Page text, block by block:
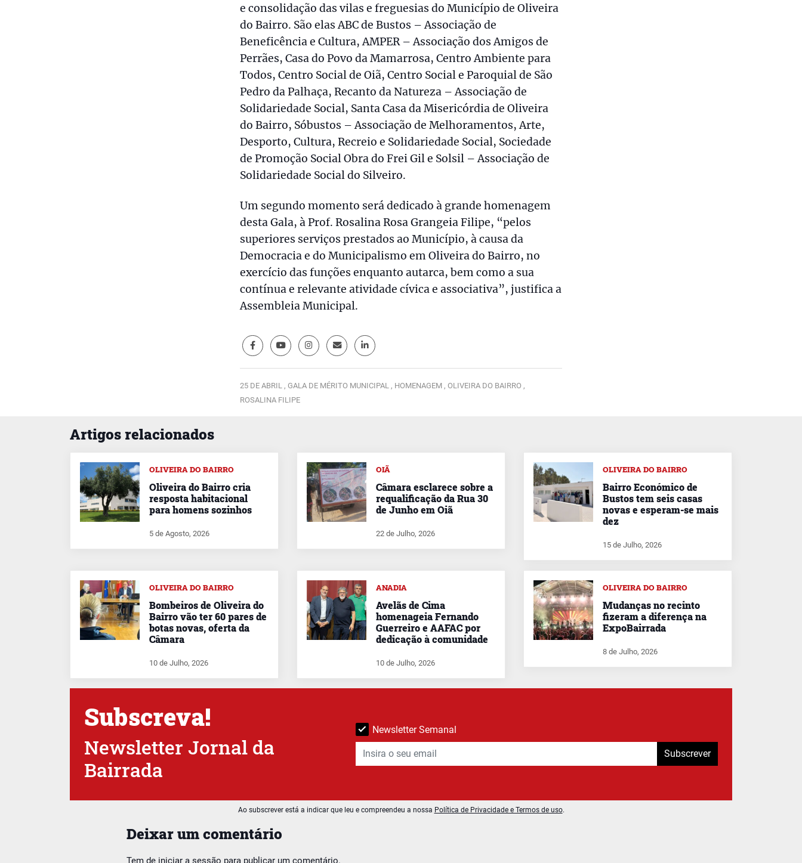
e consolidação das vilas e freguesias do Município de Oliveira
do Bairro. São elas ABC de Bustos – Associação de
Beneficência e Cultura, AMPER – Associação dos Amigos de
Perrães, Casa do Povo da Mamarrosa, Centro Ambiente para
Todos, Centro Social de Oiã, Centro Social e Paroquial de São
Pedro da Palhaça, Recanto da Natureza – Associação de
Solidariedade Social, Santa Casa da Misericórdia de Oliveira
do Bairro, Sóbustos – Associação de Melhoramentos, Arte,
Desporto, Cultura, Recreio e Solidariedade Social, Sociedade
de Promoção Social Obra do Frei Gil e Solsil – Associação de
Solidariedade Social do Silveiro.
Um segundo momento será dedicado à grande homenagem
desta Gala, à Prof. Rosalina Rosa Grangeia Filipe, “pelos
superiores serviços prestados ao Município, à causa da
Democracia e do Municipalismo em Oliveira do Bairro, no
exercício das funções enquanto autarca, bem como a sua
contínua e relevante atividade cívica e associativa”, justifica a
Assembleia Municipal.
25 DE ABRIL , GALA DE MÉRITO MUNICIPAL , HOMENAGEM , OLIVEIRA DO BAIRRO ,
ROSALINA FILIPE
Artigos relacionados
Deixar um comentário
Tem de iniciar a sessão para publicar um comentário.
OLIVEIRA DO BAIRRO
Oliveira do Bairro cria
resposta habitacional
para homens sozinhos
5 de Agosto, 2026
OIÃ
Câmara esclarece sobre a
requalificação da Rua 30
de Junho em Oiã
22 de Julho, 2026
OLIVEIRA DO BAIRRO
Bairro Económico de
Bustos tem seis casas
novas e esperam-se mais
dez
15 de Julho, 2026
OLIVEIRA DO BAIRRO
Bombeiros de Oliveira do
Bairro vão ter 60 pares de
botas novas, oferta da
Câmara
10 de Julho, 2026
ANADIA
Avelãs de Cima
homenageia Fernando
Guerreiro e AAFAC por
dedicação à comunidade
10 de Julho, 2026
OLIVEIRA DO BAIRRO
Mudanças no recinto
fizeram a diferença na
ExpoBairrada
8 de Julho, 2026
Subscreva!
Newsletter Jornal da
Bairrada
Newsletter Semanal
Subscrever
Ao subscrever está a indicar que leu e compreendeu a nossa Política de Privacidade e Termos de uso.